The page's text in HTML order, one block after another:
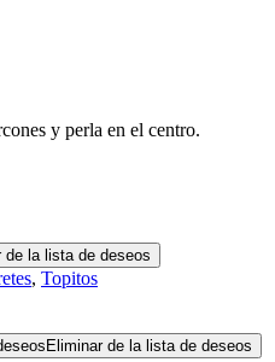
y perla en el centro.
de la lista de deseos
, Topitos
Eliminar de la lista de deseos